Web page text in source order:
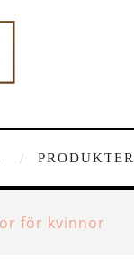
PRODUKTER
för kvinnor